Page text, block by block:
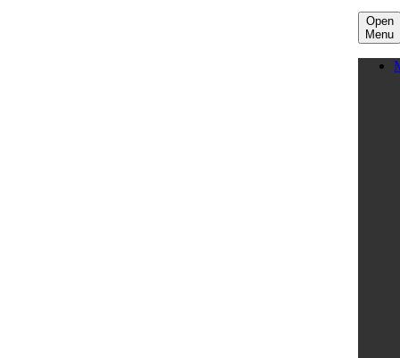
Open
Menu